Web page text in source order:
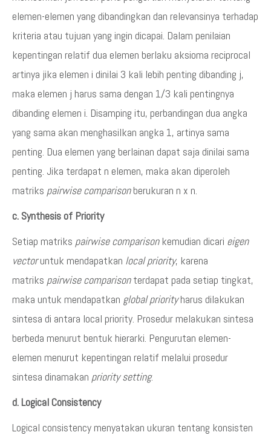
elemen-elemen yang dibandingkan dan relevansinya terhadap
kriteria atau tujuan yang ingin dicapai. Dalam penilaian
kepentingan relatif dua elemen berlaku aksioma reciprocal
artinya jika elemen i dinilai 3 kali lebih penting dibanding j,
maka elemen j harus sama dengan 1/3 kali pentingnya
dibanding elemen i. Disamping itu, perbandingan dua angka
yang sama akan menghasilkan angka 1, artinya sama
penting. Dua elemen yang berlainan dapat saja dinilai sama
penting. Jika terdapat n elemen, maka akan diperoleh
matriks pairwise comparisonberukuran n x n.
c. Synthesis of Priority
Setiap matriks pairwise comparisonkemudian dicari eigen
vectoruntuk mendapatkan local priority, karena
matriks pairwise comparisonterdapat pada setiap tingkat,
maka untuk mendapatkan global priorityharus dilakukan
sintesa di antara local priority. Prosedur melakukan sintesa
berbeda menurut bentuk hierarki. Pengurutan elemen-
elemen menurut kepentingan relatif melalui prosedur
sintesa dinamakan priority setting.
d. Logical Consistency
Logical consistency menyatakan ukuran tentang konsisten